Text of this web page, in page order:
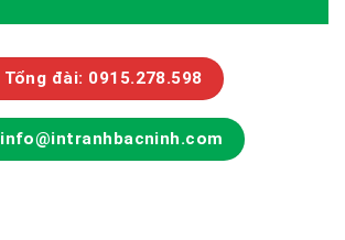
Tổng đài: 0915.278.598
info@intranhbacninh.com